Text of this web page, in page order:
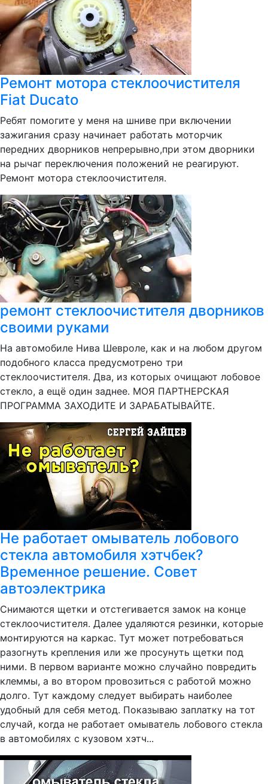
Ремонт мотора стеклоочистителя
Fiat Ducato
Ребят помогите у меня на шниве при включении
зажигания сразу начинает работать моторчик
передних дворников непрерывно,при этом дворники
на рычаг переключения положений не реагируют.
Ремонт мотора стеклоочистителя.
ремонт стеклоочистителя дворников
своими руками
На автомобиле Нива Шевроле, как и на любом другом
подобного класса предусмотрено три
стеклоочистителя. Два, из которых очищают лобовое
стекло, а ещё один заднее. МОЯ ПАРТНЕРСКАЯ
ПРОГРАММА ЗАХОДИТЕ И ЗАРАБАТЫВАЙТЕ.
Не работает омыватель лобового
стекла автомобиля хэтчбек?
Временное решение. Совет
автоэлектрика
Снимаются щетки и отстегивается замок на конце
стеклоочистителя. Далее удаляются резинки, которые
монтируются на каркас. Тут может потребоваться
разогнуть крепления или же просунуть щетки под
ними. В первом варианте можно случайно повредить
клеммы, а во втором провозиться с работой можно
долго. Тут каждому следует выбирать наиболее
удобный для себя метод. Показываю заплатку на тот
случай, когда не работает омыватель лобового стекла
в автомобилях с кузовом хэтч...